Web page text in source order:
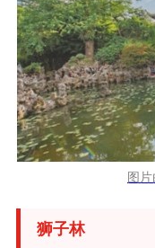
图
狮子林